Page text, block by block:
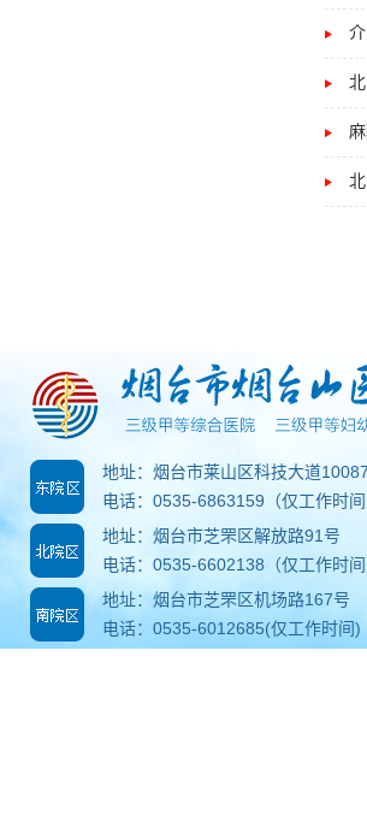
地址：烟台市莱山区科技大道
电话：0535-6863159（仅工作时
地址：烟台市芝罘区解放路91号
电话：0535-6602138（仅工作时
地址：烟台市芝罘区机场路167号
电话：0535-6012685(仅工作时间)